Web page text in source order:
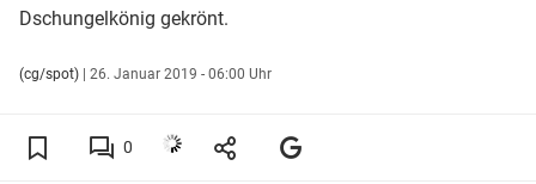
Dschungelkönig gekrönt.
(cg/spot) | 26. Januar 2019 - 06:00 Uhr
0